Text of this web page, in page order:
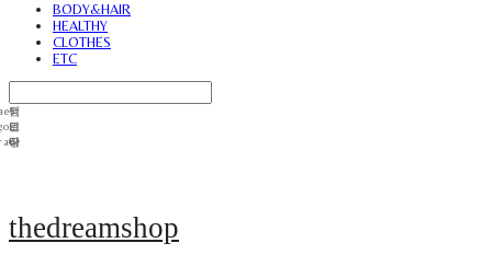
BODY&HAIR
HEALTHY
CLOTHES
ETC
thedreamshop